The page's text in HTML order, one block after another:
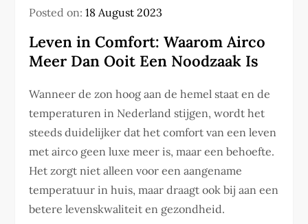
Posted on:18 August 2023
Leven in Comfort: Waarom Airco
Meer Dan Ooit Een Noodzaak Is
Wanneer de zon hoog aan de hemel staat en de
temperaturen in Nederland stijgen, wordt het
steeds duidelijker dat het comfort van een leven
met airco geen luxe meer is, maar een behoefte.
Het zorgt niet alleen voor een aangename
temperatuur in huis, maar draagt ook bij aan een
betere levenskwaliteit en gezondheid.